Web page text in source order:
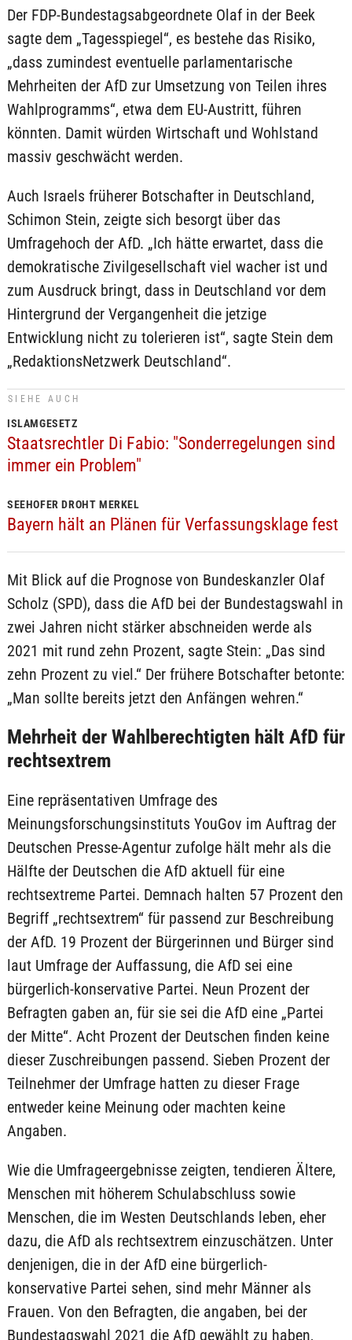
Der FDP-Bundestagsabgeordnete Olaf in der Beek
sagte dem „Tagesspiegel“, es bestehe das Risiko,
„dass zumindest eventuelle parlamentarische
Mehrheiten der AfD zur Umsetzung von Teilen ihres
Wahlprogramms“, etwa dem EU-Austritt, führen
könnten. Damit würden Wirtschaft und Wohlstand
massiv geschwächt werden.
Auch Israels früherer Botschafter in Deutschland,
Schimon Stein, zeigte sich besorgt über das
Umfragehoch der AfD. „Ich hätte erwartet, dass die
demokratische Zivilgesellschaft viel wacher ist und
zum Ausdruck bringt, dass in Deutschland vor dem
Hintergrund der Vergangenheit die jetzige
Entwicklung nicht zu tolerieren ist“, sagte Stein dem
„RedaktionsNetzwerk Deutschland“.
SIEHE AUCH
ISLAMGESETZ
Staatsrechtler Di Fabio: "Sonderregelungen sind
immer ein Problem"
SEEHOFER DROHT MERKEL
Bayern hält an Plänen für Verfassungsklage fest
Mit Blick auf die Prognose von Bundeskanzler Olaf
Scholz (SPD), dass die AfD bei der Bundestagswahl in
zwei Jahren nicht stärker abschneiden werde als
2021 mit rund zehn Prozent, sagte Stein: „Das sind
zehn Prozent zu viel.“ Der frühere Botschafter betonte:
„Man sollte bereits jetzt den Anfängen wehren.“
Mehrheit der Wahlberechtigten hält AfD für
rechtsextrem
Eine repräsentativen Umfrage des
Meinungsforschungsinstituts YouGov im Auftrag der
Deutschen Presse-Agentur zufolge hält mehr als die
Hälfte der Deutschen die AfD aktuell für eine
rechtsextreme Partei. Demnach halten 57 Prozent den
Begriff „rechtsextrem“ für passend zur Beschreibung
der AfD. 19 Prozent der Bürgerinnen und Bürger sind
laut Umfrage der Auffassung, die AfD sei eine
bürgerlich-konservative Partei. Neun Prozent der
Befragten gaben an, für sie sei die AfD eine „Partei
der Mitte“. Acht Prozent der Deutschen finden keine
dieser Zuschreibungen passend. Sieben Prozent der
Teilnehmer der Umfrage hatten zu dieser Frage
entweder keine Meinung oder machten keine
Angaben.
Wie die Umfrageergebnisse zeigten, tendieren Ältere,
Menschen mit höherem Schulabschluss sowie
Menschen, die im Westen Deutschlands leben, eher
dazu, die AfD als rechtsextrem einzuschätzen. Unter
denjenigen, die in der AfD eine bürgerlich-
konservative Partei sehen, sind mehr Männer als
Frauen. Von den Befragten, die angaben, bei der
Bundestagswahl 2021 die AfD gewählt zu haben,